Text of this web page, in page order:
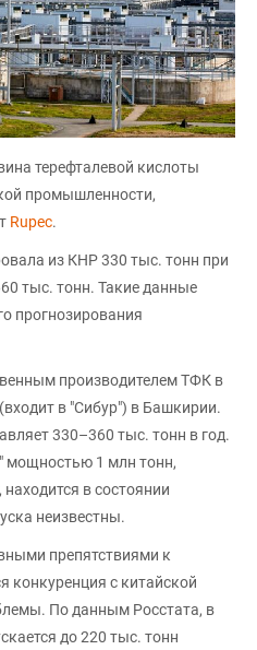
терефталевой кислоты
промышленности,
Rupec.
из КНР 330 тыс. тонн при
тыс. тонн. Такие данные
прогнозирования
производителем ТФК в
в "Сибур") в Башкирии.
330–360 тыс. тонн в год.
мощностью 1 млн тонн,
в состоянии
неизвестны.
препятствиями к
с китайской
По данным Росстата, в
до 220 тыс. тонн